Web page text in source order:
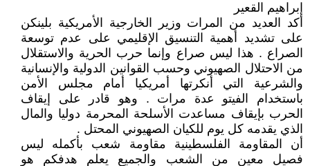
إبراهيم القعير
أكد العديد من المرات وزير الخارجية الأمريكية بلينكن
على تشديد أهمية التنسيق الإقليمي على عدم توسعة
الصراع . هذا ليس صراع وإنما حرب الحرية والاستقلال
من الاحتلال الصهيوني وحسب القوانين الدولية والإنسانية
والشرعية التي أنكرتها أمريكيا أمام مجلس الأمن
باستخدام الفيتو عدة مرات . وهو قادر على إيقاف
الحرب بإيقاف مساعدت الأسلحة المحرمة دوليا والمال
الذي يقدمه كل يوم للكيان الصهيوني المحتل .
أن المقاومة الفلسطينية مقاومة شعب بأكمله ليس
فصيل معين من الشعب والجميع يعلم هدفكم هو